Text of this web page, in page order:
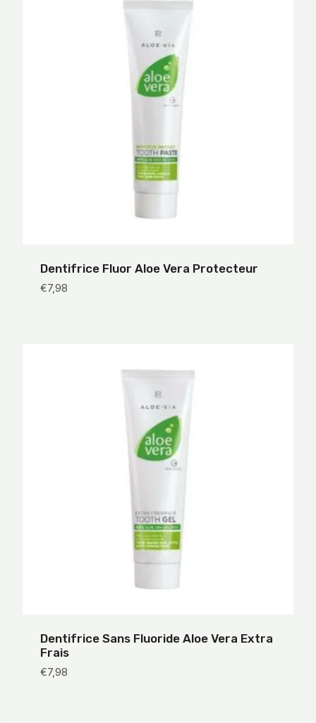
Dentifrice Fluor Aloe Vera Protecteur
€7,98
Dentifrice Sans Fluoride Aloe Vera Extra
Frais
€7,98